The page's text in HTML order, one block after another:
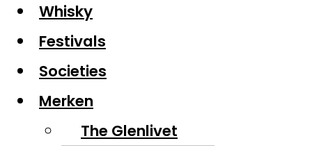
Whisky
Festivals
Societies
Merken
The Glenlivet